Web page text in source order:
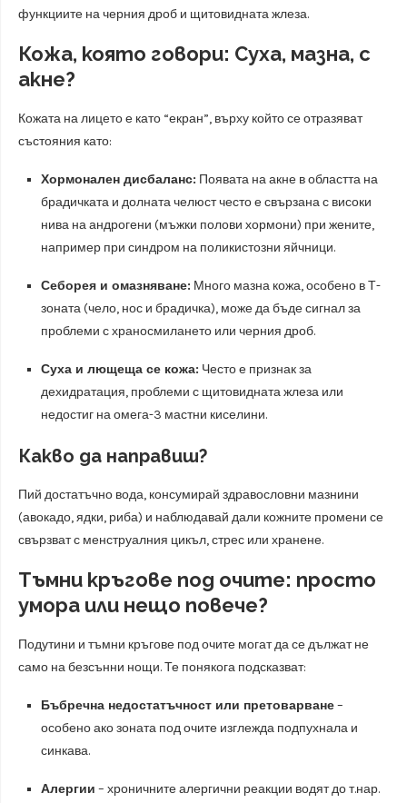
функциите на черния дроб и щитовидната жлеза.
Кожа, която говори: Суха, мазна, с
акне?
Кожата на лицето е като “екран”, върху който се отразяват
състояния като:
Хормонален дисбаланс: Появата на акне в областта на
брадичката и долната челюст често е свързана с високи
нива на андрогени (мъжки полови хормони) при жените,
например при синдром на поликистозни яйчници.
Себорея и омазняване: Много мазна кожа, особено в Т-
зоната (чело, нос и брадичка), може да бъде сигнал за
проблеми с храносмилането или черния дроб.
Суха и лющеща се кожа: Често е признак за
дехидратация, проблеми с щитовидната жлеза или
недостиг на омега-3 мастни киселини.
Какво да направиш?
Пий достатъчно вода, консумирай здравословни мазнини
(авокадо, ядки, риба) и наблюдавай дали кожните промени се
свързват с менструалния цикъл, стрес или хранене.
Тъмни кръгове под очите: просто
умора или нещо повече?
Подутини и тъмни кръгове под очите могат да се дължат не
само на безсънни нощи. Те понякога подсказват:
Бъбречна недостатъчност или претоварване–
особено ако зоната под очите изглежда подпухнала и
синкава.
Алергии – хроничните алергични реакции водят до т.нар.